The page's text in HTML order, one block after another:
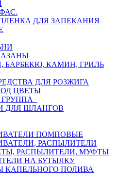
ДЛЯ ЗАПЕКАНИЯ
БАРБЕКЮ, КАМИН, ГРИЛЬ
ДЛЯ РОЗЖИГА
ЦВЕТЫ
ДЛЯ ШЛАНГОВ
ПОМПОВЫЕ
РАСПЫЛИТЕЛИ
РАСПЫЛИТЕЛИ, МУФТЫ
НА БУТЫЛКУ
КАПЕЛЬНОГО ПОЛИВА